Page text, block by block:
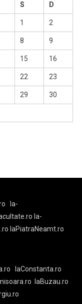
S D
1 2
8 9
15 16
22 23
29 30
la-
la-
laPiatraNeamt.ro
laConstanta.ro
laBuzau.ro